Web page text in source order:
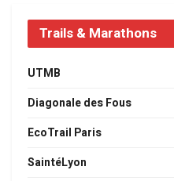
Trails & Marathons
UTMB
Diagonale des Fous
EcoTrail Paris
SaintéLyon